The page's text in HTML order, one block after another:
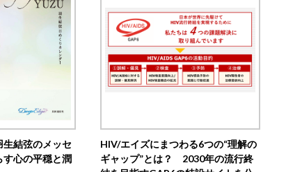
生結弦のメッセ
心の平穏と潤
HIV/エイズにまつわる6つの“理解の
ギャップ”とは？ 2030年の流行終